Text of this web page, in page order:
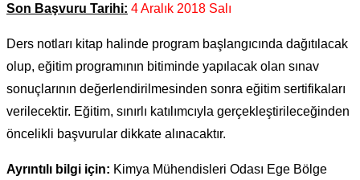
Son Başvuru Tarihi: 4 Aralık 2018 Salı
Ders notları kitap halinde program başlangıcında dağıtılacak
olup, eğitim programının bitiminde yapılacak olan sınav
sonuçlarının değerlendirilmesinden sonra eğitim sertifikaları
verilecektir. Eğitim, sınırlı katılımcıyla gerçekleştirileceğinden
öncelikli başvurular dikkate alınacaktır.
Ayrıntılı bilgi için: Kimya Mühendisleri Odası Ege Bölge